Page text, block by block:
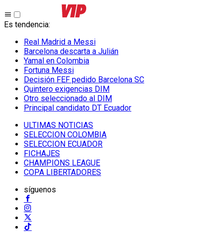
Es tendencia:
Real Madrid a Messi
Barcelona descarta a Julián
Yamal en Colombia
Fortuna Messi
Decisión FEF pedido Barcelona SC
Quintero exigencias DIM
Otro seleccionado al DIM
Principal candidato DT Ecuador
ULTIMAS NOTICIAS
SELECCION COLOMBIA
SELECCION ECUADOR
FICHAJES
CHAMPIONS LEAGUE
COPA LIBERTADORES
síguenos